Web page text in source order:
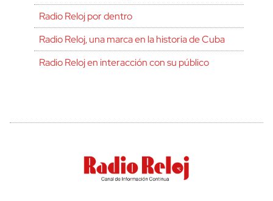
Radio Reloj por dentro
Radio Reloj, una marca en la historia de Cuba
Radio Reloj en interacción con su público